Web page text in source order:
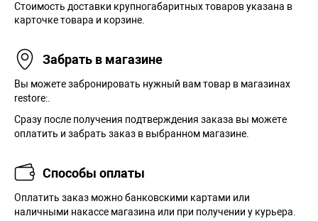
Стоимость доставки крупногабаритных товаров указана в
карточке товара и корзине.
Забрать в магазине
Вы можете забронировать нужный вам товар в магазинах
restore:.
Сразу после получения подтверждения заказа вы можете
оплатить и забрать заказ в выбранном магазине.
Способы оплаты
Оплатить заказ можно банковскими картами или
наличными накассе магазина или при получении у курьера.